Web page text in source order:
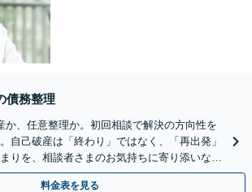
債務整理
か、任意整理か。初回相談で解決の方向性を
自己破産は「終わり」ではなく、「再出発」
りを、相談者さまのお気持ちに寄り添いなが
相談無料】【法テラス利用可】
料金表を見る